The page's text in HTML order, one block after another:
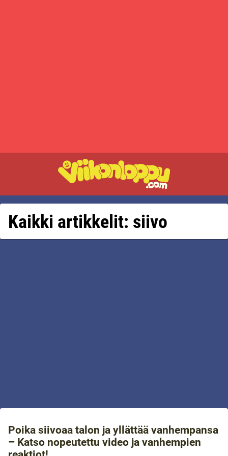
Kaikki artikkelit: siivo
Poika siivoaa talon ja yllättää vanhempansa
– Katso nopeutettu video ja vanhempien